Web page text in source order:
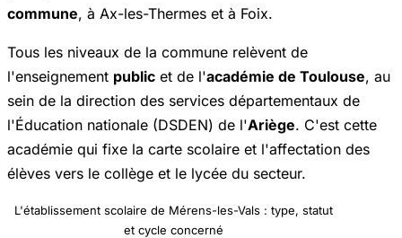
commune, à Ax-les-Thermes et à Foix.
Tous les niveaux de la commune relèvent de
l'enseignement public et de l'académie de Toulouse, au
sein de la direction des services départementaux de
l'Éducation nationale (DSDEN) de l'Ariège. C'est cette
académie qui fixe la carte scolaire et l'affectation des
élèves vers le collège et le lycée du secteur.
L'établissement scolaire de Mérens-les-Vals : type, statut
et cycle concerné